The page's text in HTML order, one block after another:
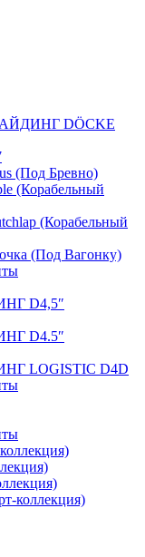
DÖCKE
(Под Бревно)
(Корабельный
(Корабельный
(Под Вагонку)
D4,5″
D4.5″
LOGISTIC D4D
коллекция)